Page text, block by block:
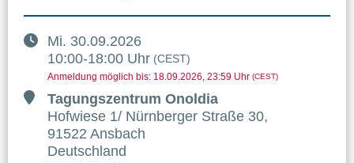
Mi. 30.09.2026
10:00-18:00 Uhr (CEST)
Anmeldung möglich bis: 18.09.2026 , 23:59 Uhr (CEST)
Tagungszentrum Onoldia
Hofwiese 1/ Nürnberger Straße 30,
91522 Ansbach
Deutschland